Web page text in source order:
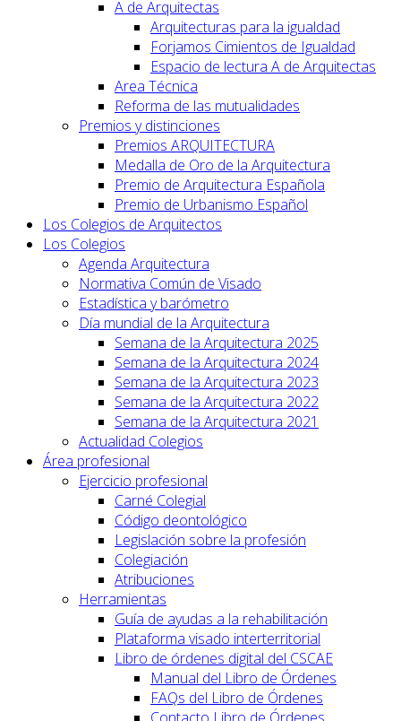
A de Arquitectas
Arquitecturas para la igualdad
Forjamos Cimientos de Igualdad
Espacio de lectura A de Arquitectas
Area Técnica
Reforma de las mutualidades
Premios y distinciones
Premios ARQUITECTURA
Medalla de Oro de la Arquitectura
Premio de Arquitectura Española
Premio de Urbanismo Español
Los Colegios de Arquitectos
Los Colegios
Agenda Arquitectura
Normativa Común de Visado
Estadística y barómetro
Día mundial de la Arquitectura
Semana de la Arquitectura 2025
Semana de la Arquitectura 2024
Semana de la Arquitectura 2023
Semana de la Arquitectura 2022
Semana de la Arquitectura 2021
Actualidad Colegios
Área profesional
Ejercicio profesional
Carné Colegial
Código deontológico
Legislación sobre la profesión
Colegiación
Atribuciones
Herramientas
Guía de ayudas a la rehabilitación
Plataforma visado interterritorial
Libro de órdenes digital del CSCAE
Manual del Libro de Órdenes
FAQs del Libro de Órdenes